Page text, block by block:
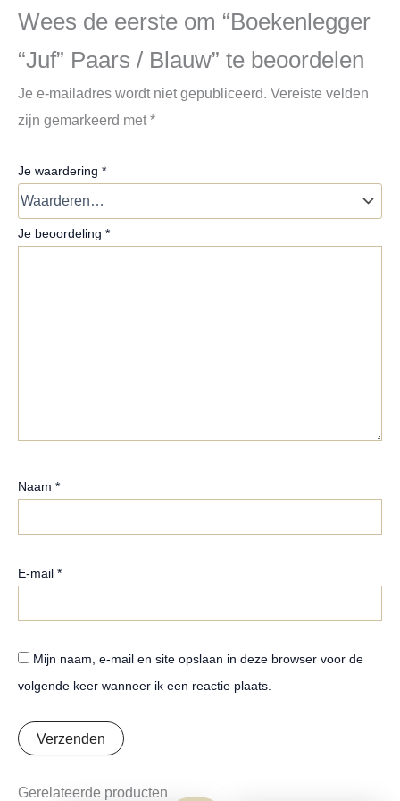
Wees de eerste om “Boekenlegger
“Juf” Paars / Blauw” te beoordelen
Je e-mailadres wordt niet gepubliceerd. Vereiste velden
zijn gemarkeerd met*
Je waardering *
Je beoordeling *
Naam *
E-mail *
Mijn naam, e-mail en site opslaan in deze browser voor de
volgende keer wanneer ik een reactie plaats.
Gerelateerde producten